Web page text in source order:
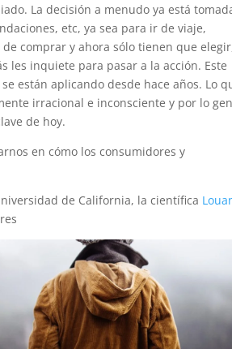
La decisión a menudo ya está
etc, ya sea para ir de viaje,
comprar y ahora sólo tienen que
les inquiete para pasar a la acción. Este
están aplicando desde hace años. Lo
irracional e inconsciente y por lo
de hoy.
en cómo los consumidores y
de California, la científica